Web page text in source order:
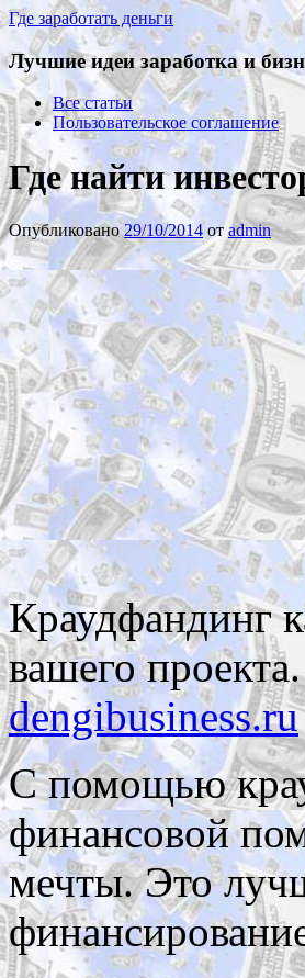
Где заработать деньги
Лучшие идеи заработка и
Все статьи
Пользовательское соглашение
Где найти
Опубликовано29/10/2014 отadmin
Краудфандинг
вашего
dengibusiness.ru
С помощью
финансовой
мечты. Это